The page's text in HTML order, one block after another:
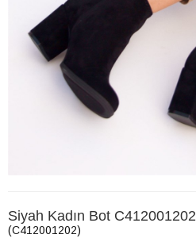
Siyah Kadın Bot C412001202
(C412001202)